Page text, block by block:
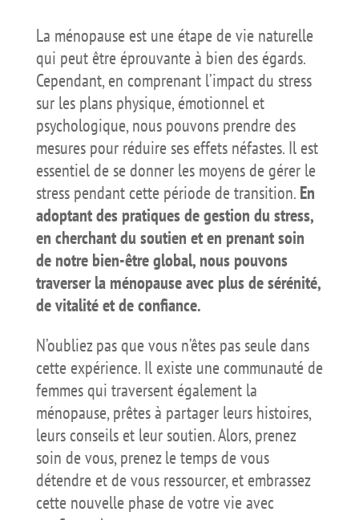
La ménopause est une étape de vie naturelle
qui peut être éprouvante à bien des égards.
Cependant, en comprenant l’impact du stress
sur les plans physique, émotionnel et
psychologique, nous pouvons prendre des
mesures pour réduire ses effets néfastes. Il est
essentiel de se donner les moyens de gérer le
stress pendant cette période de transition. En
adoptant des pratiques de gestion du stress,
en cherchant du soutien et en prenant soin
de notre bien-être global, nous pouvons
traverser la ménopause avec plus de sérénité,
de vitalité et de confiance.
N’oubliez pas que vous n’êtes pas seule dans
cette expérience. Il existe une communauté de
femmes qui traversent également la
ménopause, prêtes à partager leurs histoires,
leurs conseils et leur soutien. Alors, prenez
soin de vous, prenez le temps de vous
détendre et de vous ressourcer, et embrassez
cette nouvelle phase de votre vie avec